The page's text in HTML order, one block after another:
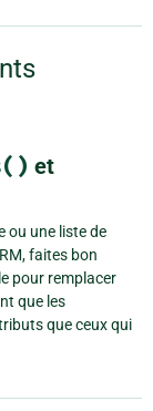
et
ou une liste de
faites bon
pour remplacer
que les
que ceux qui